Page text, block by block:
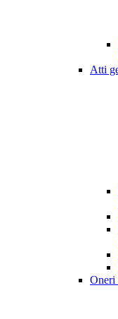
Atti
Oneri